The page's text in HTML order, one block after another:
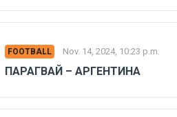
FOOTBALL Nov. 14, 2024, 10:23 p.m.
ПАРАГВАЙ – АРГЕНТИНА